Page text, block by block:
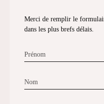
Merci de remplir le
dans les plus brefs délais.
Prénom
Nom